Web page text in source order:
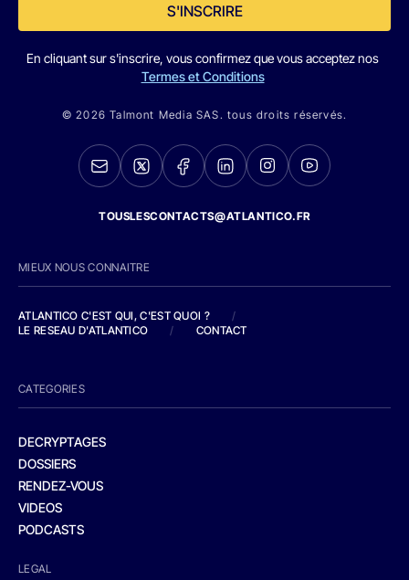
S'INSCRIRE
En cliquant sur s'inscrire, vous confirmez que vous acceptez nos
Termes et Conditions
© 2026 Talmont Media SAS. tous droits réservés.
TOUSLESCONTACTS@ATLANTICO.FR
MIEUX NOUS CONNAITRE
ATLANTICO C'EST QUI, C'EST QUOI ?
/
LE RESEAU D'ATLANTICO
/ CONTACT
CATEGORIES
DECRYPTAGES
DOSSIERS
RENDEZ-VOUS
VIDEOS
PODCASTS
LEGAL